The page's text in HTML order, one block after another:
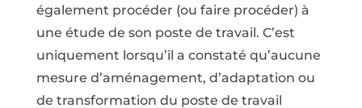
également procéder (ou faire procéder) à
une étude de son poste de travail. C’est
uniquement lorsqu’il a constaté qu’aucune
mesure d’aménagement, d’adaptation ou
de transformation du poste de travail